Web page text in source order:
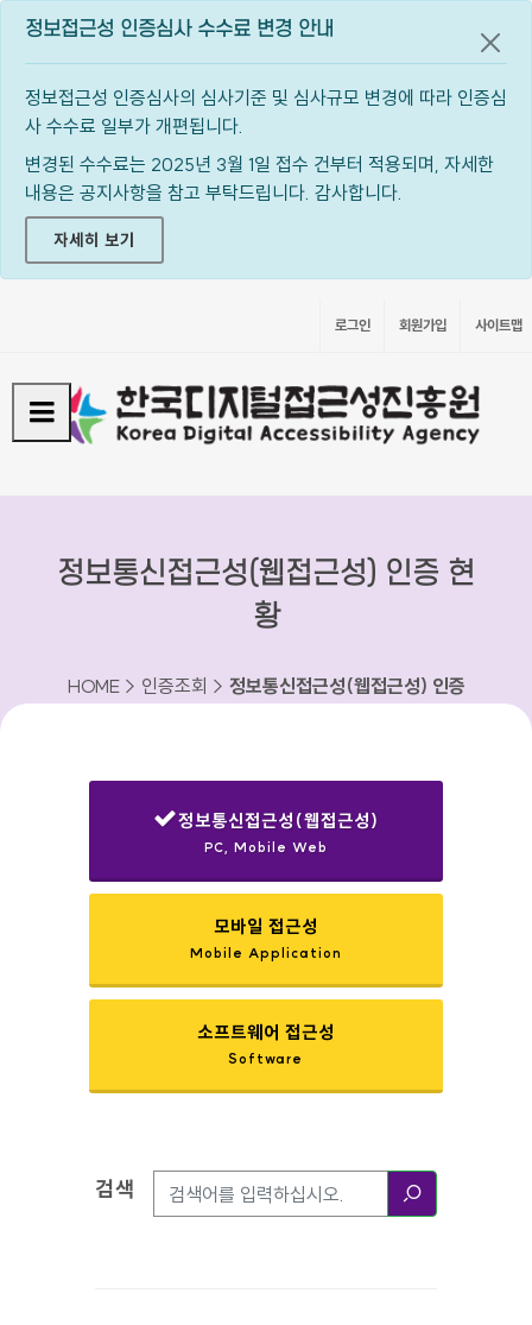
정보접근성 인증심사 수수료 변경 안내
정보접근성 인증심사의 심사기준 및 심사규모 변경에 따라 인증심
사 수수료 일부가 개편됩니다.
변경된 수수료는 2025년 3월 1일 접수 건부터 적용되며, 자세한
내용은 공지사항을 참고 부탁드립니다. 감사합니다.
자세히 보기
공지
로그인 회원가입 사이트맵
정보통신접근성(웹접근성) 인증 현
황
HOME > 인증조회 > 정보통신접근성(웹접근성) 인증
정보통신접근성(웹접근성)
PC, Mobile Web
모바일 접근성
Mobile Application
소프트웨어 접근성
Software
검색옵션
검색